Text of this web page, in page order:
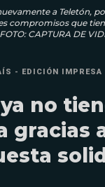
a Teletón,
compromisos que
CAPTURA DE
- EDICIÓN IMPRESA
no
gracias